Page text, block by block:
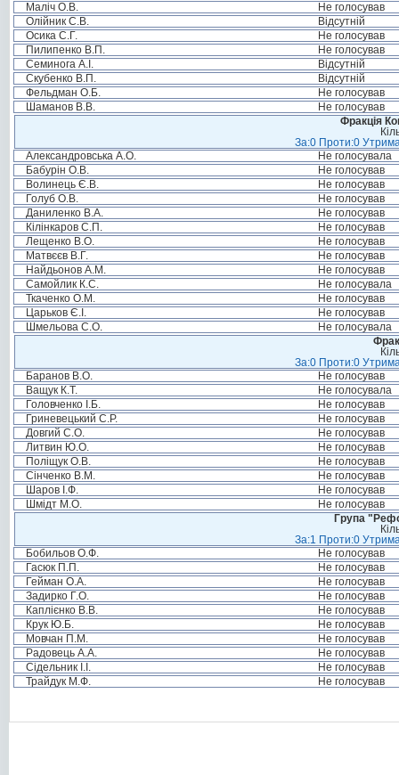
Маліч О.В.
Не голосував
Олійник С.В.
Відсутній
Осика С.Г.
Не голосував
Пилипенко В.П.
Не голосував
Семинога А.І.
Відсутній
Скубенко В.П.
Відсутній
Фельдман О.Б.
Не голосував
Шаманов В.В.
Не голосував
Фракція
За:0 Проти:0
Александровська А.О.
Не голосувала
Бабурін О.В.
Не голосував
Волинець Є.В.
Не голосував
Голуб О.В.
Не голосував
Даниленко В.А.
Не голосував
Кілінкаров С.П.
Не голосував
Лещенко В.О.
Не голосував
Матвєєв В.Г.
Не голосував
Найдьонов А.М.
Не голосував
Самойлик К.С.
Не голосувала
Ткаченко О.М.
Не голосував
Царьков Є.І.
Не голосував
Шмельова С.О.
Не голосувала
За:0 Проти:0
Баранов В.О.
Не голосував
Ващук К.Т.
Не голосувала
Головченко І.Б.
Не голосував
Гриневецький С.Р.
Не голосував
Довгий С.О.
Не голосував
Литвин Ю.О.
Не голосував
Поліщук О.В.
Не голосував
Сінченко В.М.
Не голосував
Шаров І.Ф.
Не голосував
Шмідт М.О.
Не голосував
Група
За:1 Проти:0
Бобильов О.Ф.
Не голосував
Гасюк П.П.
Не голосував
Гейман О.А.
Не голосував
Задирко Г.О.
Не голосував
Каплієнко В.В.
Не голосував
Крук Ю.Б.
Не голосував
Мовчан П.М.
Не голосував
Радовець А.А.
Не голосував
Сідельник І.І.
Не голосував
Трайдук М.Ф.
Не голосував